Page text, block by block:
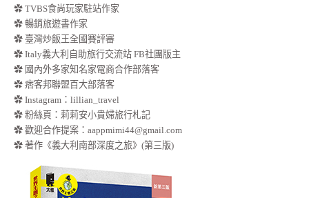
✿ TVBS食尚玩家駐站作家
✿ 暢銷旅遊書作家
✿ 臺灣炒飯王全國賽評審
✿ Italy義大利自助旅行交流站 FB社團版主
✿ 國內外多家知名家電商合作部落客
✿ 痞客邦聯盟百大部落客
✿ Instagram：lillian_travel
✿ 粉絲頁：莉莉安小貴婦旅行札記
✿ 歡迎合作提案： aappmimi44@gmail.com
✿ 著作《義大利南部深度之旅》(第三版)